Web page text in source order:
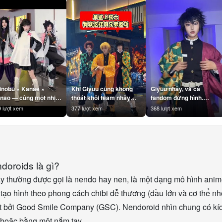
× Kanae ×
— cùng một nhịp.
#Kanae
lượt xem
Khi Giyuu cũng không
thoát khỏi team nhảy
cùng Tanjiro & Zenitsu
😅 #Giyuu #Tanjiro
#TrendAnime
377 lượt xem
Giyuu nhảy, và cả
fandom đứng hình.
#Giyuu #TomiokaGiyuu
#KimetsuNoYaiba
368 lượt xem
là gì?
thường được gọi là nendo hay nen, là một dạng mô hình
hình theo phong cách chibi dễ thương (đầu lớn và cơ thể
bởi Good Smile Company (GSC). Nendoroid nhìn chung có